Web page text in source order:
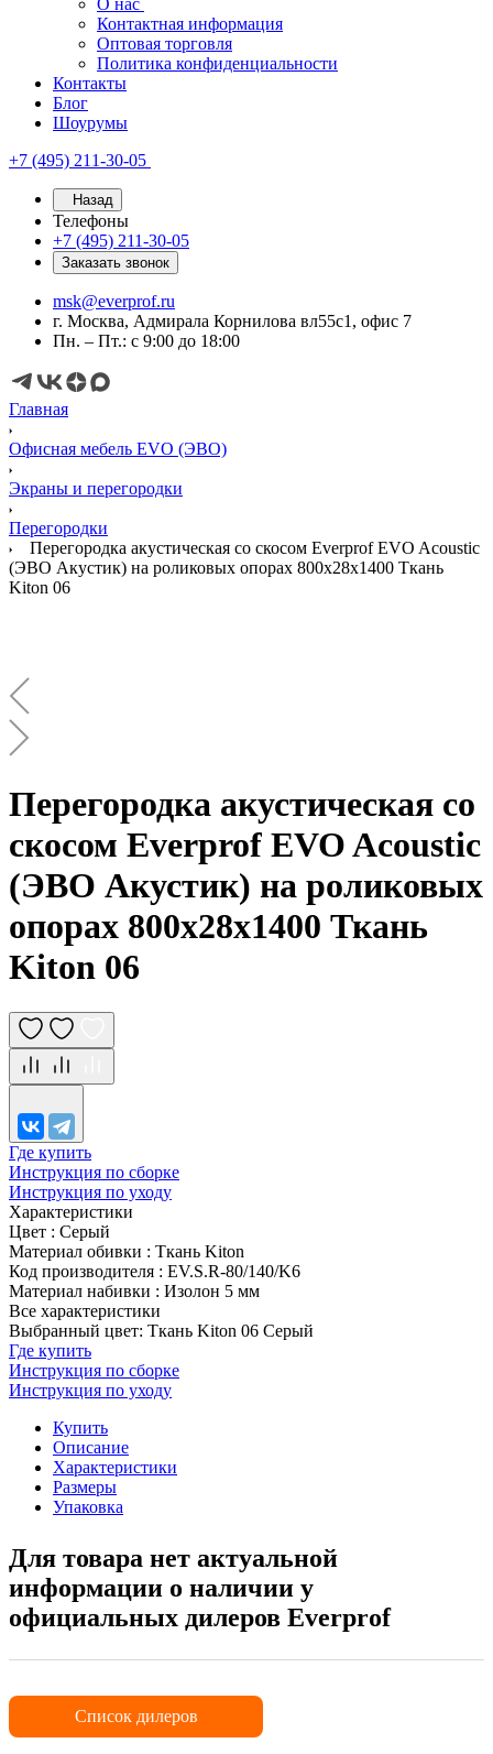
О нас
Контактная информация
Оптовая торговля
Политика конфиденциальности
Контакты
Блог
Шоурумы
+7 (495) 211-30-05
Назад
Телефоны
+7 (495) 211-30-05
Заказать звонок
msk@everprof.ru
г. Москва, Адмирала Корнилова вл55с1, офис 7
Пн. – Пт.: с 9:00 до 18:00
Главная
Офисная мебель EVO (ЭВО)
Экраны и перегородки
Перегородки
Перегородка акустическая со скосом Everprof EVO Acoustic
(ЭВО Акустик) на роликовых опорах 800х28х1400 Ткань
Kiton 06
Перегородка акустическая со
скосом Everprof EVO Acoustic
(ЭВО Акустик) на роликовых
опорах 800х28х1400 Ткань
Kiton 06
Где купить
Инструкция по сборке
Инструкция по уходу
Характеристики
Цвет : Серый
Материал обивки : Ткань Kiton
Код производителя : EV.S.R-80/140/K6
Материал набивки : Изолон 5 мм
Все характеристики
Выбранный цвет: Ткань Kiton 06 Серый
Где купить
Инструкция по сборке
Инструкция по уходу
Купить
Описание
Характеристики
Размеры
Упаковка
Для товара нет актуальной
информации о наличии у
официальных дилеров Everprof
Список дилеров